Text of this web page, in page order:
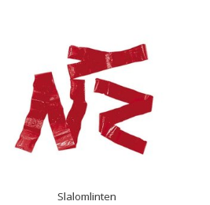
Slalomlinten